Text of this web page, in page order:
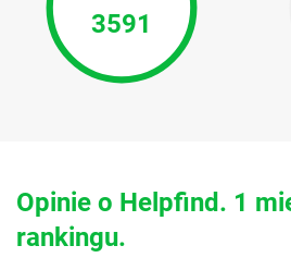
3591
Opinie o Helpfind. 1
rankingu.